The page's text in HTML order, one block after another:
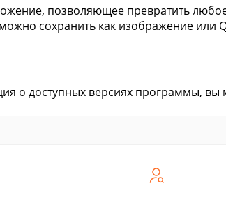
позволяющее превратить
сохранить как изображение или
о доступных версиях программы,